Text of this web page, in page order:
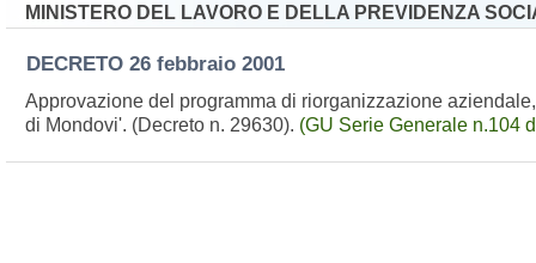
MINISTERO DEL LAVORO E DELLA PREVIDENZA
DECRETO 26 febbraio 2001
Approvazione del programma di riorganizzazione
di Mondovi'. (Decreto n. 29630). (GU Serie Generale n.104